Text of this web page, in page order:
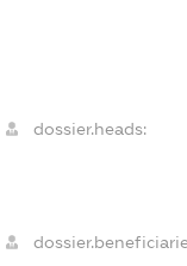
dossier.heads: